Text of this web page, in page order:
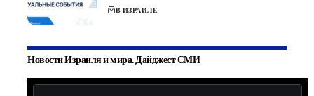
В ИЗРАИЛЕ
Новости Израиля и мира. Дайджест СМИ